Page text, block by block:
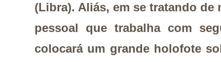
(Libra). Aliás, em se tratando
pessoal que trabalha com
colocará um grande holofote